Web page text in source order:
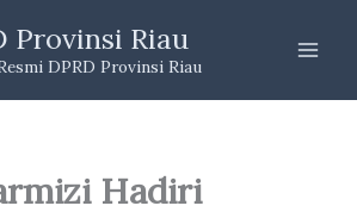
Provinsi Riau
DPRD Provinsi Riau
Hadiri